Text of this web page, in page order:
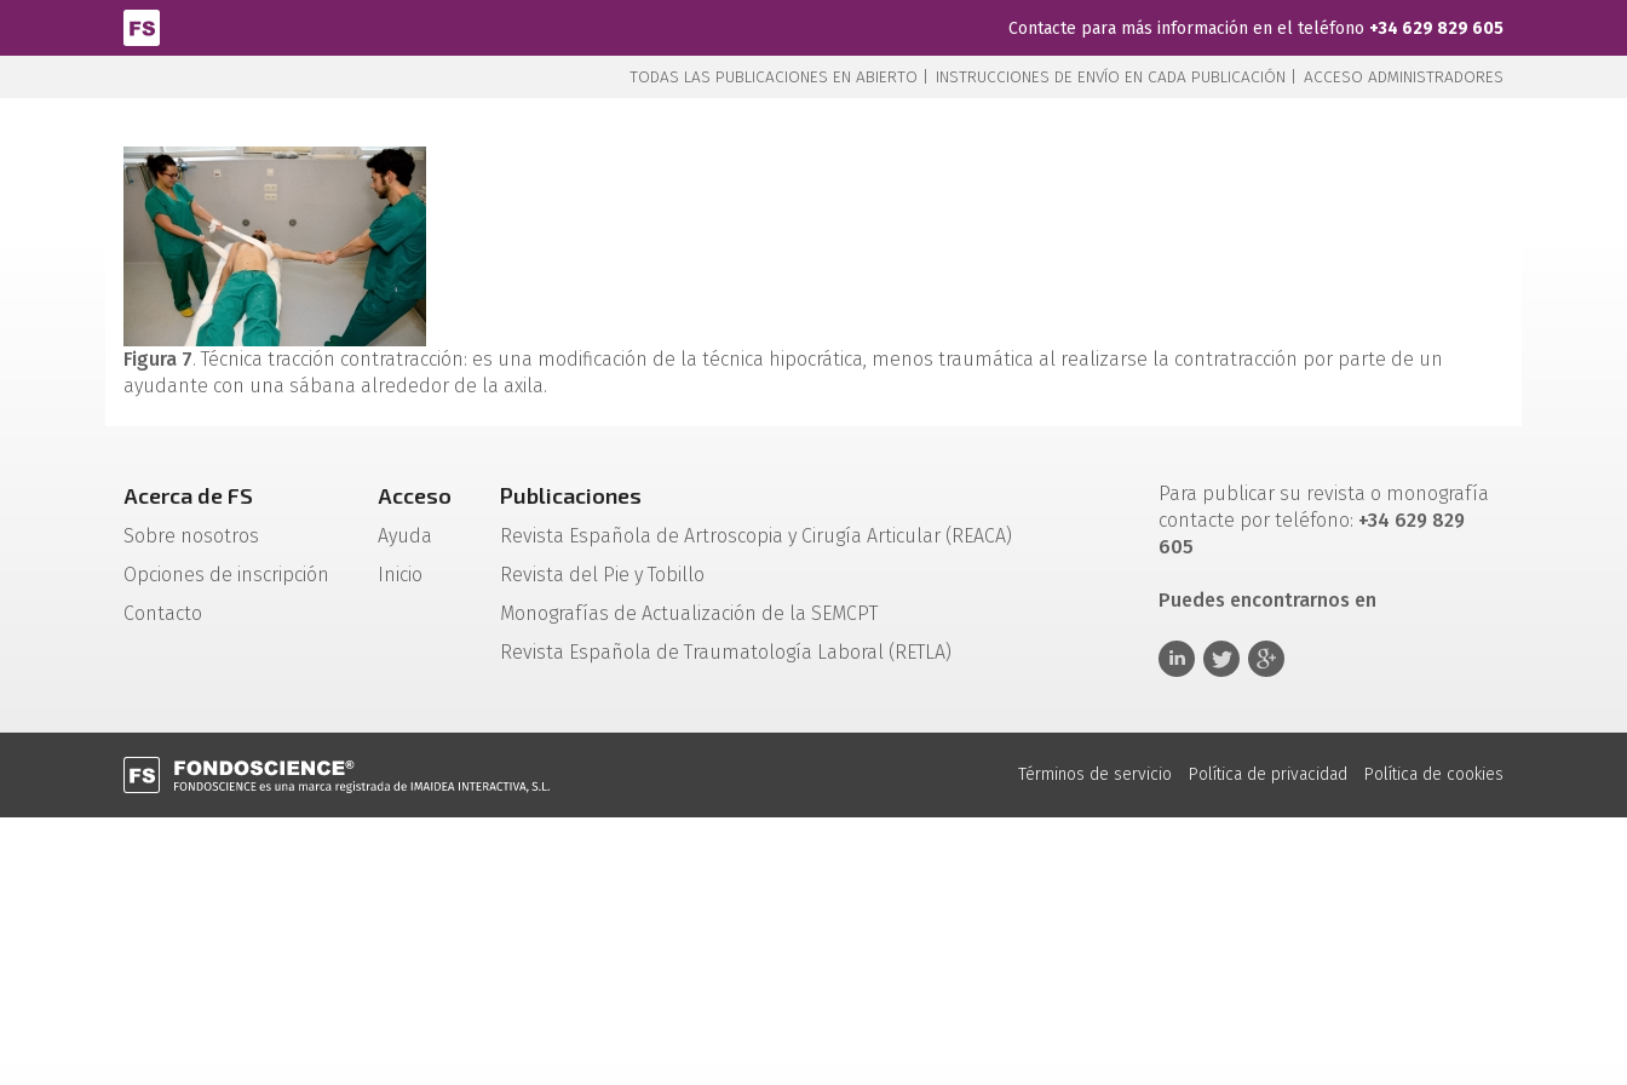
Pasar al contenido principal
Contacte para más información en el teléfono +34 629 829 605
TODAS LAS PUBLICACIONES EN ABIERTO | INSTRUCCIONES DE ENVÍO EN CADA PUBLICACIÓN | ACCESO ADMINISTRADORES
Figura 7. Técnica tracción contratracción: es una modificación de la técnica hipocrática, menos traumática al realizarse la contratracción por parte de un
ayudante con una sábana alrededor de la axila.
Acerca de FS
Sobre nosotros
Opciones de inscripción
Contacto
Acceso
Ayuda
Inicio
Publicaciones
Revista Española de Artroscopia y Cirugía Articular (REACA)
Revista del Pie y Tobillo
Monografías de Actualización de la SEMCPT
Revista Española de Traumatología Laboral (RETLA)
Para publicar su revista o monografía
contacte por teléfono: +34 629 829
605
Puedes encontrarnos en
Términos de servicio Política de privacidad Política de cookies